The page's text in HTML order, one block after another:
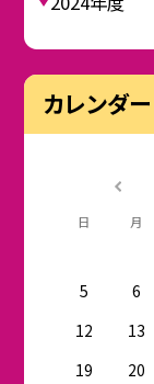
カレンダー
日 月
5
6
12
13
19
20